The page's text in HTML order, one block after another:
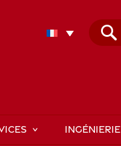
INGÉNIERIE